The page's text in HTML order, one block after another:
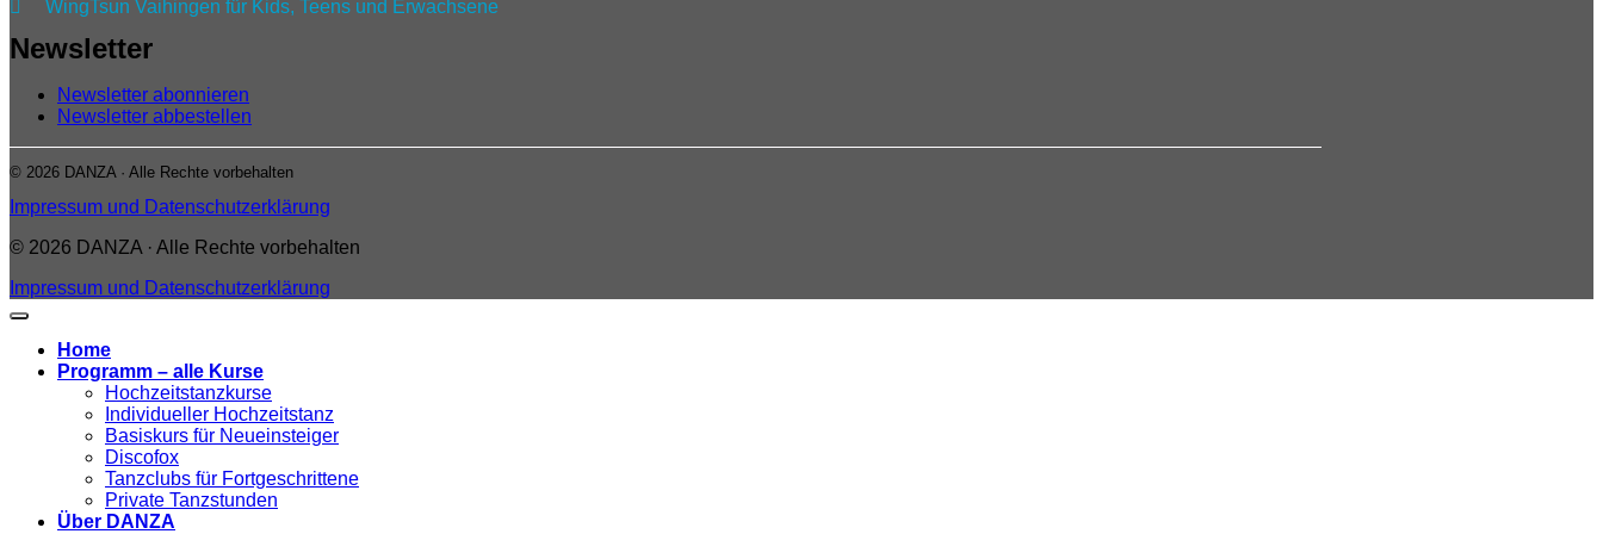

WingTsun Vaihingen für Kids, Teens und Erwachsene
Newsletter
Newsletter abonnieren
Newsletter abbestellen
© 2026 DANZA · Alle Rechte vorbehalten
Impressum und Datenschutzerklärung
© 2026 DANZA · Alle Rechte vorbehalten
Impressum und Datenschutzerklärung
Home
Programm – alle Kurse
Hochzeitstanzkurse
Individueller Hochzeitstanz
Basiskurs für Neueinsteiger
Discofox
Tanzclubs für Fortgeschrittene
Private Tanzstunden
Über DANZA